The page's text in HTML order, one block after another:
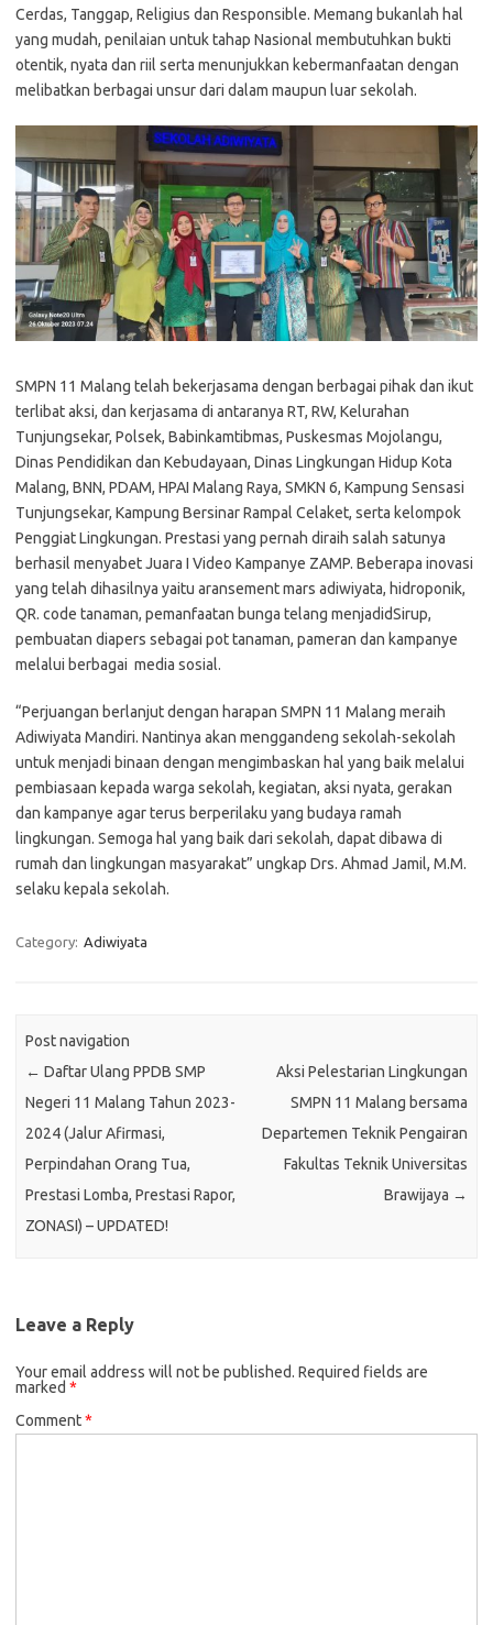
Cerdas, Tanggap, Religius dan Responsible. Memang bukanlah hal
yang mudah, penilaian untuk tahap Nasional membutuhkan bukti
otentik, nyata dan riil serta menunjukkan kebermanfaatan dengan
melibatkan berbagai unsur dari dalam maupun luar sekolah.
SMPN 11 Malang telah bekerjasama dengan berbagai pihak dan ikut
terlibat aksi, dan kerjasama di antaranya RT, RW, Kelurahan
Tunjungsekar, Polsek, Babinkamtibmas, Puskesmas Mojolangu,
Dinas Pendidikan dan Kebudayaan, Dinas Lingkungan Hidup Kota
Malang, BNN, PDAM, HPAI Malang Raya, SMKN 6, Kampung Sensasi
Tunjungsekar, Kampung Bersinar Rampal Celaket, serta kelompok
Penggiat Lingkungan. Prestasi yang pernah diraih salah satunya
berhasil menyabet Juara I Video Kampanye ZAMP. Beberapa inovasi
yang telah dihasilnya yaitu aransement mars adiwiyata, hidroponik,
QR. code tanaman, pemanfaatan bunga telang menjadidSirup,
pembuatan diapers sebagai pot tanaman, pameran dan kampanye
melalui berbagai media sosial.
“Perjuangan berlanjut dengan harapan SMPN 11 Malang meraih
Adiwiyata Mandiri. Nantinya akan menggandeng sekolah-sekolah
untuk menjadi binaan dengan mengimbaskan hal yang baik melalui
pembiasaan kepada warga sekolah, kegiatan, aksi nyata, gerakan
dan kampanye agar terus berperilaku yang budaya ramah
lingkungan. Semoga hal yang baik dari sekolah, dapat dibawa di
rumah dan lingkungan masyarakat” ungkap Drs. Ahmad Jamil, M.M.
selaku kepala sekolah.
Category: Adiwiyata
Post navigation
← Daftar Ulang PPDB SMP
Negeri 11 Malang Tahun 2023-
2024 (Jalur Afirmasi,
Perpindahan Orang Tua,
Prestasi Lomba, Prestasi Rapor,
ZONASI) – UPDATED!
Aksi Pelestarian Lingkungan
SMPN 11 Malang bersama
Departemen Teknik Pengairan
Fakultas Teknik Universitas
Brawijaya →
Leave a Reply
Your email address will not be published. Required fields are
marked *
Comment*